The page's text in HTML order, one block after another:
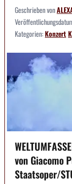
Geschrieben von
Kategorien:Konzert
von Giacomo
Staatsoper/